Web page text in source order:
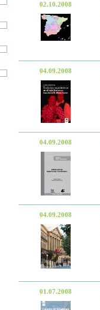
02.10.2008
04.09.2008
04.09.2008
04.09.2008
01.07.2008